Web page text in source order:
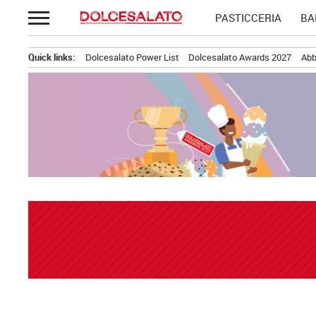
Passa
al
PASTICCERIA
Quick links: Dolcesalato Power List Dolcesalato Awards 2027